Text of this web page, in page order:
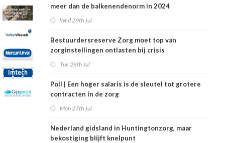
meer dan de balkenendenorm in 2024
Wed 29th Jul
Bestuurdersreserve Zorg moet top van
zorginstellingen ontlasten bij crisis
Tue 28th Jul
Poll | Een hoger salaris is de sleutel tot grotere
contracten in de zorg
Mon 27th Jul
Nederland gidsland in Huntingtonzorg, maar
bekostiging blijft knelpunt